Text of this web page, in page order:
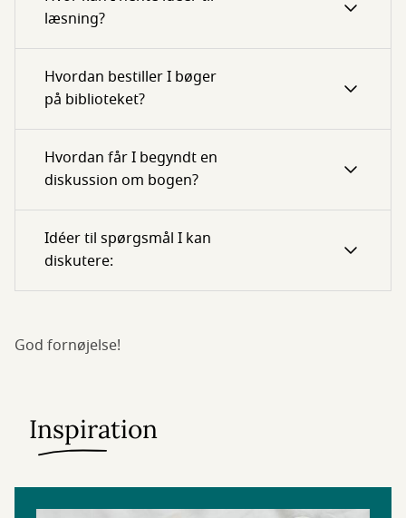
læsning?
Hvordan bestiller I bøger
på biblioteket?
Hvordan får I begyndt en
diskussion om bogen?
Idéer til spørgsmål I kan
diskutere:
God fornøjelse!
Inspiration